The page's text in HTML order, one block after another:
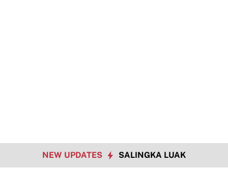
NEW UPDATES SALINGKA LUAK